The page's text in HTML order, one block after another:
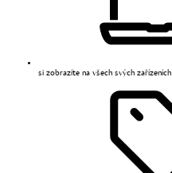
si zobrazíte na všech svých zařízeních